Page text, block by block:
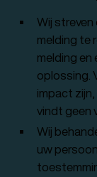
Wij streven
melding te
melding en
oplossing.
impact
vindt geen
Wij
uw